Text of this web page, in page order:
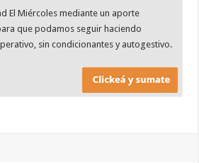
El Miércoles mediante un aporte
que podamos seguir haciendo
sin condicionantes y autogestivo.